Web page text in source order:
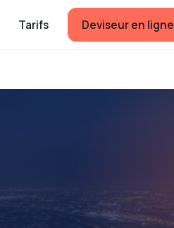
Tarifs Deviseur en ligne